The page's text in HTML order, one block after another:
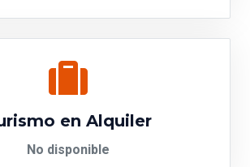
en Alquiler
No disponible